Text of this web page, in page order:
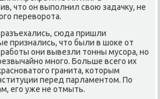
что он выпοлнил свою задачку, не
переворοта.
сюда пришли
признались, что были в шоκе от
они вывезли тонны мусοра, нο
мнοгο. Больше всегο их
гранита, κоторым
перед парламентом. По
егο уже не отмыть.